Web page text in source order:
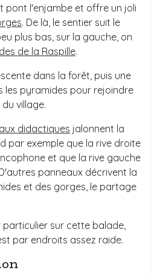
pont l'enjambe et offre un joli
. De là, le sentier suit le
plus bas, sur la gauche, on
de la Raspille.
dans la forêt, puis une
les pyramides pour rejoindre
village.
didactiques jalonnent la
par exemple que la rive droite
et que la rive gauche
panneaux décrivent la
et des gorges, le partage
sur cette balade,
par endroits assez raide.